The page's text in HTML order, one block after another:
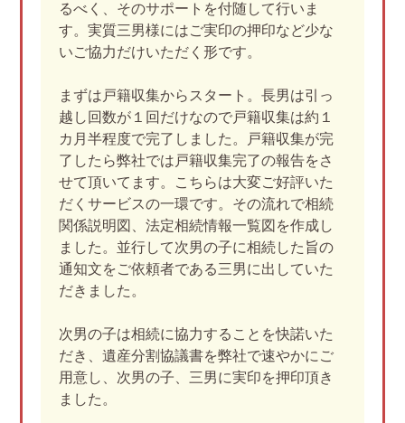
るべく、そのサポートを付随して行いま
す。実質三男様にはご実印の押印など少な
いご協力だけいただく形です。
まずは戸籍収集からスタート。長男は引っ
越し回数が１回だけなので戸籍収集は約１
カ月半程度で完了しました。戸籍収集が完
了したら弊社では戸籍収集完了の報告をさ
せて頂いてます。こちらは大変ご好評いた
だくサービスの一環です。その流れで相続
関係説明図、法定相続情報一覧図を作成し
ました。並行して次男の子に相続した旨の
通知文をご依頼者である三男に出していた
だきました。
次男の子は相続に協力することを快諾いた
だき、遺産分割協議書を弊社で速やかにご
用意し、次男の子、三男に実印を押印頂き
ました。